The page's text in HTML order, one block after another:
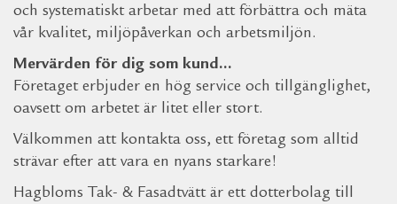
och systematiskt arbetar med att förbättra och mäta
vår kvalitet, miljöpåverkan och arbetsmiljön.
Mervärden för dig som kund…
Företaget erbjuder en hög service och tillgänglighet,
oavsett om arbetet är litet eller stort.
Välkommen att kontakta oss, ett företag som alltid
strävar efter att vara en nyans starkare!
Hagbloms Tak- & Fasadtvätt är ett dotterbolag till